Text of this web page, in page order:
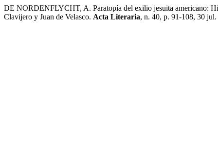
DE NORDENFLYCHT, A. Paratopía del exilio jesuita americano:
Clavijero y Juan de Velasco. Acta Literaria, n. 40, p. 91-108, 30